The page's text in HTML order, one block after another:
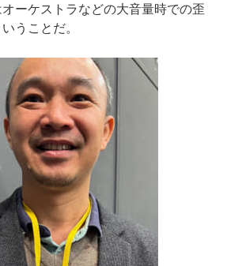
ーケストラなどの大音量時での歪
うことだ。